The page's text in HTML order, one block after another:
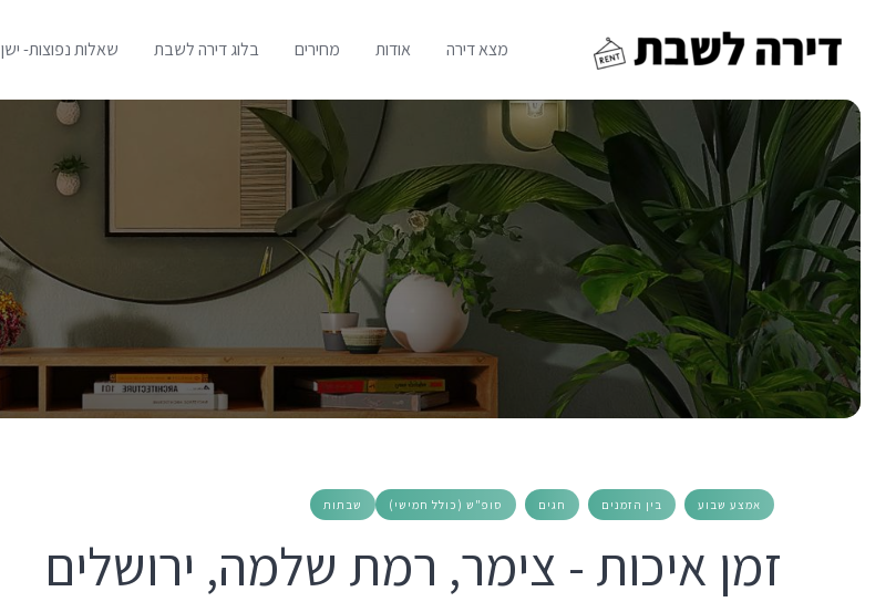
מצא דירה אודות מחירים בלוג דירה לשבת שאלות נפוצות- ישן
אמצע שבוע בין הזמנים חגים סופ"ש (כולל חמישי) שבתות
זמן איכות - צימר, רמת שלמה, ירושלים